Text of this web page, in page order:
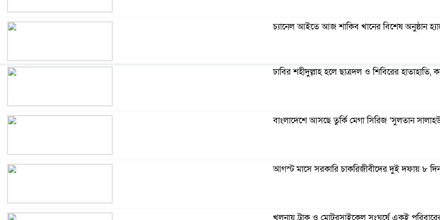
চ্যানেল আইতে আজ শাকিব খানের বিশেষ অনুষ্ঠান
এক মাসের মধ্যে আরও ২০০ ক্রীড়াবিদ পাচ্ছেন
সিলেটে সাবেক নৌপ্রধান মাহবুব আলীর নামে হবে
শ্যামনগরে অসহায় ও প্রতিবন্ধীদের মাঝে অনুদানের
ঢাবির শহীদুল্লাহ হলে ছাত্রদল ও শিবিরের হাতাহাতি,
বাংলাদেশে আসছে তুর্কি মেগা সিরিজ ‘সুলতান
আগস্ট মাসে সরকারি চাকরিজীবীদের দুই দফায় ৮